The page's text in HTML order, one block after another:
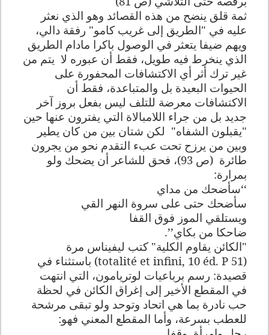
ثمة قلق ينضح من هذه القصائد وهو الذي نعثر
عليه في "الطريق إلى غريب كامو" رفقة دالي،
ويهم ضيفا يتعثر في الوصول باكرا مادام الطريق
الذي ينخرط فيه طويل، فقط أن عبوره لا يتم من
غير ترك أثر أي الاكتشافات المحفورة على
الحيوات البعيدة بل والمتباعدة، فقط أن
الاكتشافات معرضة للتلف ليس بفعل بروز آخر
جديد بل من جراء اللامبالاة التي يفترون عنها حين
"يقبلون الشفاه" لكن شتان بين من كان يطير
وبين من يرزح تحت عبء التقدم نحو من يجرون
طائرة
(ص 93)، فحق للشاعر أن يضحك ولو
بمرارة:
‘‘سأضحك من مداي
سأضحك حتى على سروة النهر القي
ويستلقي الموز فوق القفا
ضاحكا من بكاي’’.
"الكائن يقاوم الكلية" كتب ليفيناس مرة
(
totalité et infini, 10 éd. P 51) باستثناء في
قصيدة: رسم برباعيات لوتريامون، التي انتهت
في المقطع الأخير إلى إغراق الكائن في لحظة
حب نادرة بما هي اتحاد وتوحد ولو تبقى مرشحة
للعطب بسرعة، وأما المقطع المعني فهو: